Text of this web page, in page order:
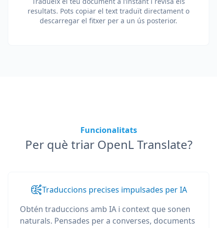
resultats. Pots copiar el text traduït directament o
descarregar el fitxer per a un ús posterior.
Funcionalitats
Per què triar OpenL Translate?
Traduccions precises impulsades per IA
Obtén traduccions amb IA i context que sonen
naturals. Pensades per a converses, documents